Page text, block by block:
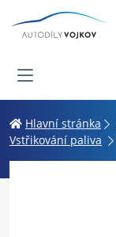
Hlavní stránka
Vstřikování paliva